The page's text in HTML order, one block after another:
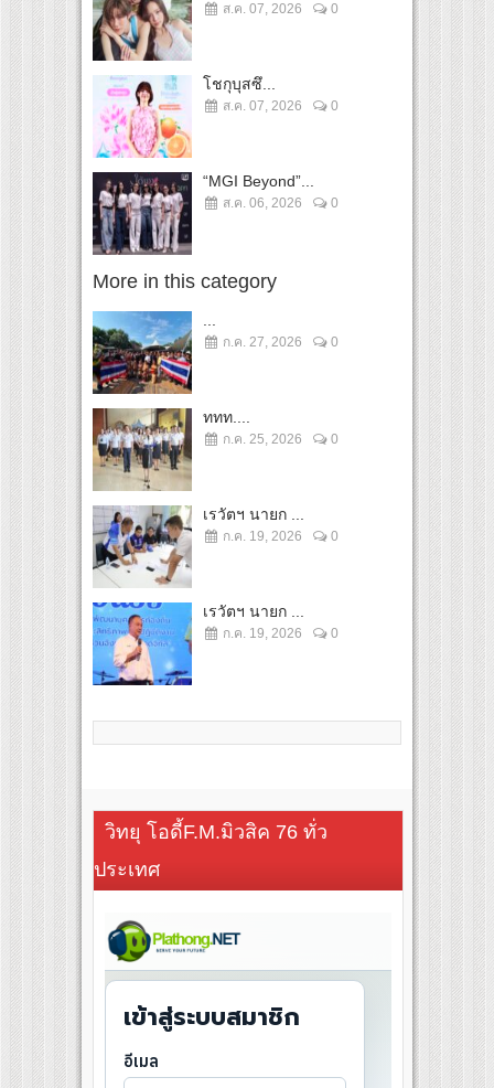
ส.ค. 07, 2026 0
โชกุบุสซึ...
ส.ค. 07, 2026 0
“MGI Beyond”...
ส.ค. 06, 2026 0
More in this category
ก.ค. 27, 2026 0
ททท....
ก.ค. 25, 2026 0
เรวัตฯ นายก ...
ก.ค. 19, 2026 0
เรวัตฯ นายก ...
ก.ค. 19, 2026 0
วิทยุ โอดี้F.M.มิวสิค 76 ทั่ว
ประเทศ